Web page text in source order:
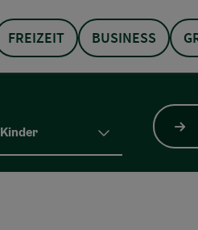
FREIZEIT BUSINESS
Kinder